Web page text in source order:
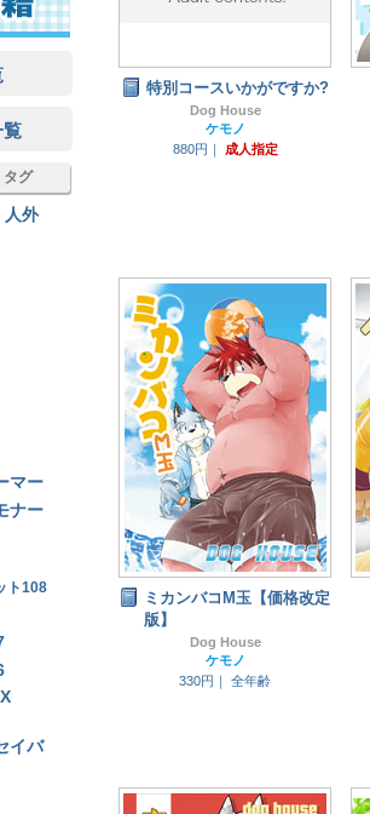
タグ
人外
マー
ナー
ト108
イバ
特別コースいかがですか?
Dog House
ケモノ
880円｜
成人指定
ミカンバコM玉【価格改定
版】
Dog House
ケモノ
330円｜
全年齢